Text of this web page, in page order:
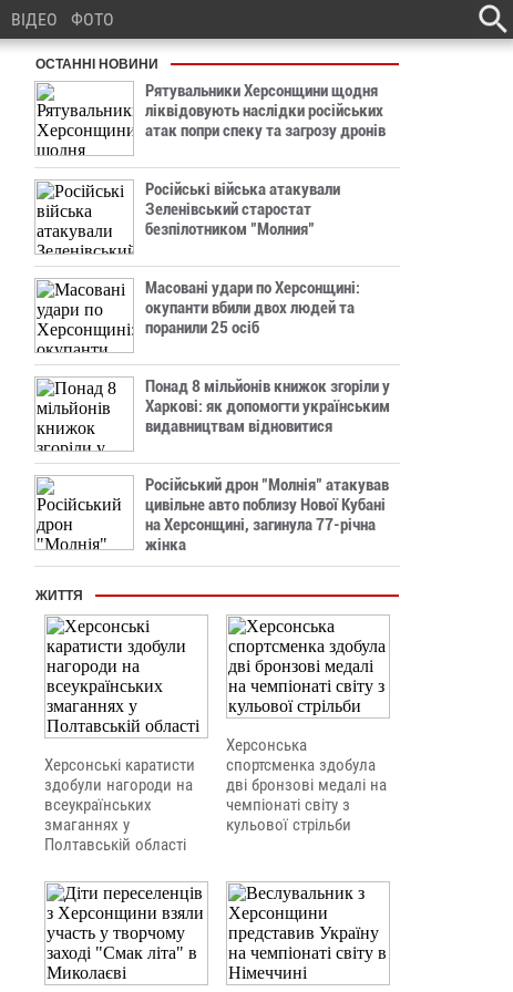
ВІДЕО ФОТО
ОСТАННІ НОВИНИ
Рятувальники Херсонщини щодня
ліквідовують наслідки російських
атак попри спеку та загрозу дронів
Російські війська атакували
Зеленівський старостат
безпілотником "Молния"
Масовані удари по Херсонщині:
окупанти вбили двох людей та
поранили 25 осіб
Понад 8 мільйонів книжок згоріли у
Харкові: як допомогти українським
видавництвам відновитися
Російський дрон "Молнія" атакував
цивільне авто поблизу Нової Кубані
на Херсонщині, загинула 77-річна
жінка
ЖИТТЯ
Херсонські каратисти
здобули нагороди на
всеукраїнських
змаганнях у
Полтавській області
Херсонська
спортсменка здобула
дві бронзові медалі на
чемпіонаті світу з
кульової стрільби